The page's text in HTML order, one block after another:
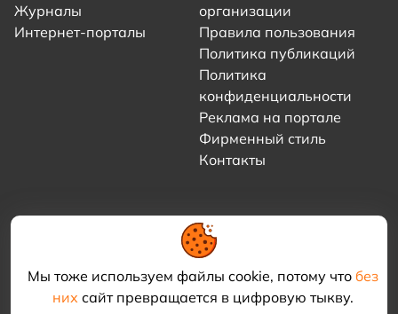
Мы тоже используем файлы cookie, потому что без
нихсайт превращается в цифровую тыкву.
Журналы
Интернет-порталы
организации
Правила пользования
Политика публикаций
Политика
конфиденциальности
Реклама на портале
Фирменный стиль
Контакты